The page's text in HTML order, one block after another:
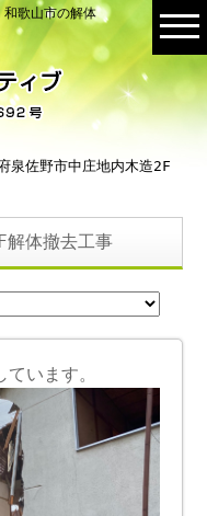
歌山市の解体
泉佐野市中庄地内木造2F
解体撤去工事
います。